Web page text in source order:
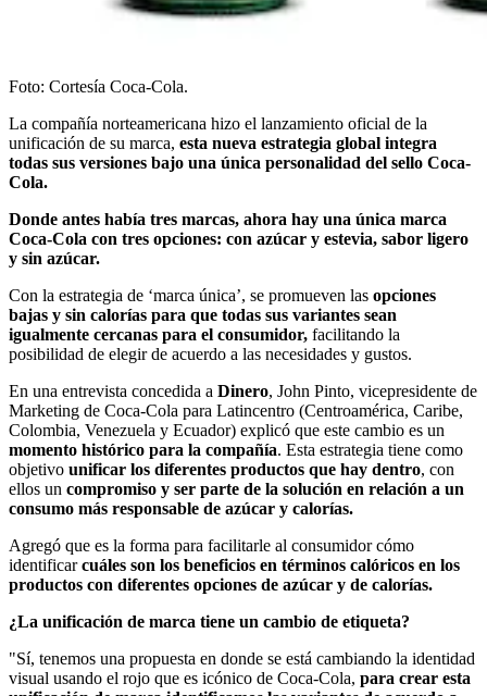
Foto: Cortesía Coca-Cola.
La compañía norteamericana hizo el lanzamiento oficial de la
unificación de su marca, esta nueva estrategia global integra
todas sus versiones bajo una única personalidad del sello Coca-
Cola.
Donde antes había tres marcas, ahora hay una única marca
Coca-Cola con tres opciones: con azúcar y estevia, sabor ligero
y sin azúcar.
Con la estrategia de ‘marca única’, se promueven las opciones
bajas y sin calorías para que todas sus variantes sean
igualmente cercanas para el consumidor, facilitando la
posibilidad de elegir de acuerdo a las necesidades y gustos.
En una entrevista concedida a Dinero, John Pinto, vicepresidente de
Marketing de Coca-Cola para Latincentro (Centroamérica, Caribe,
Colombia, Venezuela y Ecuador) explicó que este cambio es un
momento histórico para la compañía. Esta estrategia tiene como
objetivo unificar los diferentes productos que hay dentro, con
ellos un compromiso y ser parte de la solución en relación a un
consumo más responsable de azúcar y calorías.
Agregó que es la forma para facilitarle al consumidor cómo
identificarcuáles son los beneficios en términos calóricos en los
productos con diferentes opciones de azúcar y de calorías.
¿La unificación de marca tiene un cambio de etiqueta?
"Sí, tenemos una propuesta en donde se está cambiando la identidad
visual usando el rojo que es icónico de Coca-Cola, para crear esta